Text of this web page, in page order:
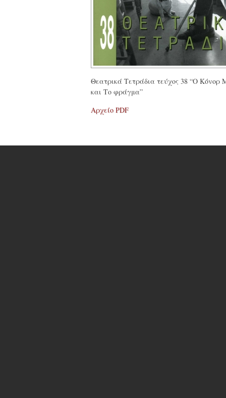
Θεατρικά Τετράδια τεύχος 38 “Ο Κόνορ
και Το φράγμα”
Αρχείο PDF